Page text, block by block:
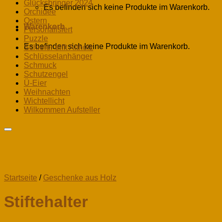
Es befinden sich keine Produkte im Warenkorb.
Warenkorb
Es befinden sich keine Produkte im Warenkorb.
Glücksbringer 2024
Orchidee
Ostern
Personalisiert
Puzzle
Schiefer trifft Altholz
Schlüsselanhänger
Schmuck
Schutzengel
Ü-Eier
Weihnachten
Wichtellicht
Wilkommen Aufsteller
Startseite / Geschenke aus Holz
Stiftehalter